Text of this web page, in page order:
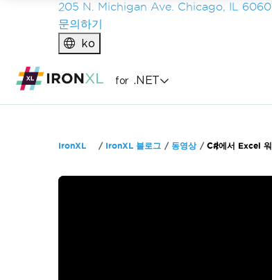
205 N. Michigan Ave. Chicago, IL
문의하기
ko
for .NET
IronXL IronXL 블로그 동영상 C#에서 Excel